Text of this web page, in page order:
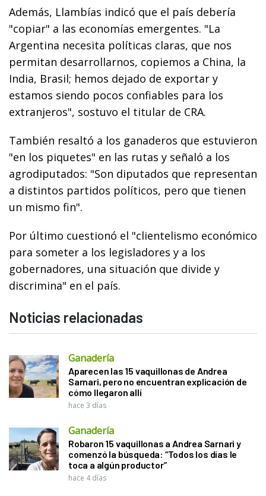
Además, Llambías indicó que el país debería
"copiar" a las economías emergentes. "La
Argentina necesita políticas claras, que nos
permitan desarrollarnos, copiemos a China, la
India, Brasil; hemos dejado de exportar y
estamos siendo pocos confiables para los
extranjeros", sostuvo el titular de CRA.
También resaltó a los ganaderos que estuvieron
"en los piquetes" en las rutas y señaló a los
agrodiputados: "Son diputados que representan
a distintos partidos políticos, pero que tienen
un mismo fin".
Por último cuestionó el "clientelismo económico
para someter a los legisladores y a los
gobernadores, una situación que divide y
discrimina" en el país.
Noticias relacionadas
Ganadería
Aparecen las 15 vaquillonas de Andrea
Sarnari, pero no encuentran explicación de
cómo llegaron allí
hace 3 días
Ganadería
Robaron 15 vaquillonas a Andrea Sarnari y
comenzó la búsqueda: “Todos los días le
toca a algún productor”
hace 4 días